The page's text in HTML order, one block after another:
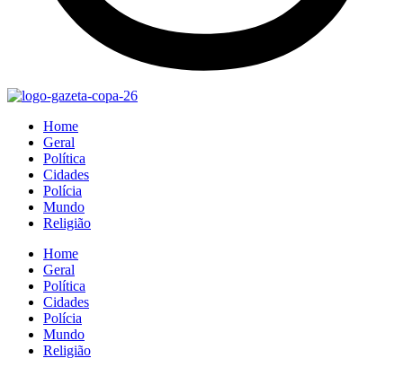
Home
Geral
Política
Cidades
Polícia
Mundo
Religião
Home
Geral
Política
Cidades
Polícia
Mundo
Religião